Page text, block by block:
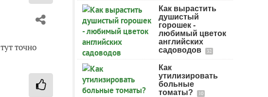
тут точно
Как вырастить
душистый
горошек -
любимый цветок
английских
садоводов
32
Как
утилизировать
больные
томаты?
10